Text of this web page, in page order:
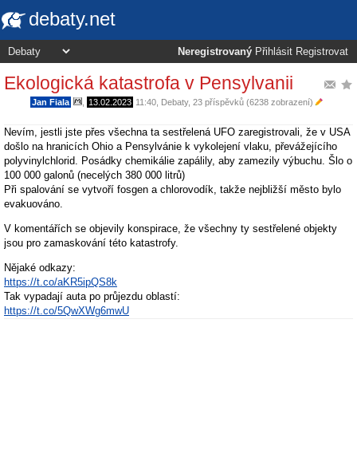
debaty.net
Neregistrovaný Přihlásit Registrovat
Ekologická katastrofa v Pensylvanii
Jan Fiala 13.02.2023 11:40 Debaty, 23 příspěvků (6238 zobrazení)
Nevím, jestli jste přes všechna ta sestřelená UFO zaregistrovali, že v USA
došlo na hranicích Ohio a Pensylvánie k vykolejení vlaku, převážejícího
polyvinylchlorid. Posádky chemikálie zapálily, aby zamezily výbuchu. Šlo o
100 000 galonů (necelých 380 000 litrů)
Při spalování se vytvoří fosgen a chlorovodík, takže nejbližší město bylo
evakuováno.
V komentářích se objevily konspirace, že všechny ty sestřelené objekty
jsou pro zamaskování této katastrofy.
Nějaké odkazy:
https://t.co/aKR5ipQS8k
Tak vypadají auta po průjezdu oblastí:
https://t.co/5QwXWg6mwU